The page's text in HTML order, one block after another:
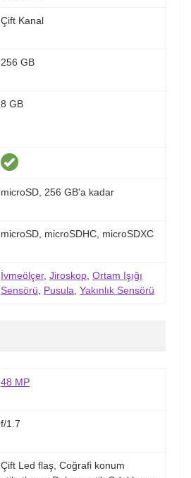
Çift Kanal
256 GB
8 GB
microSD, 256 GB'a kadar
microSD, microSDHC, microSDXC
İvmeölçer, Jiroskop Ortam Işığı
Sensörü
Pusula Yakınlık Sensörü
48 MP
f/1.7
Çift Led flaş, Coğrafi konum